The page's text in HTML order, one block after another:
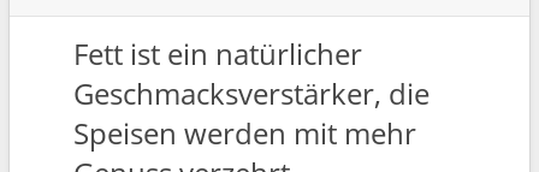
Fett ist ein natürlicher
Geschmacksverstärker, die
Speisen werden mit mehr